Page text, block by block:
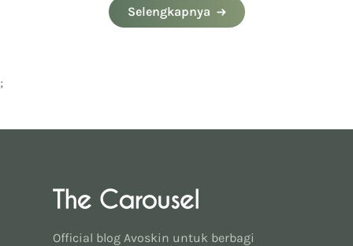
Selengkapnya
;
Official blog Avoskin untuk berbagi